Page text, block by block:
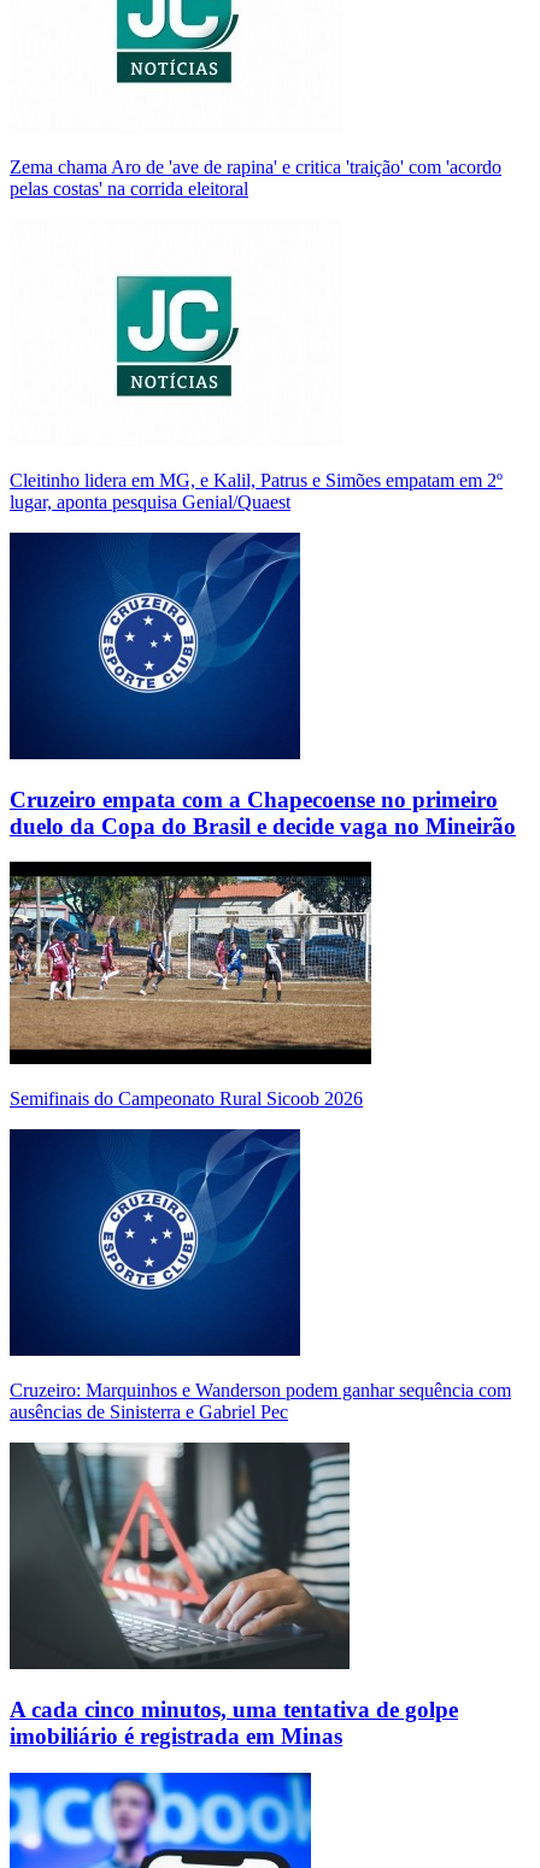
Zema chama Aro de 'ave de rapina' e critica 'traição' com 'acordo
pelas costas' na corrida eleitoral
Cleitinho lidera em MG, e Kalil, Patrus e Simões empatam em 2º
lugar, aponta pesquisa Genial/Quaest
Cruzeiro empata com a Chapecoense no primeiro
duelo da Copa do Brasil e decide vaga no Mineirão
Semifinais do Campeonato Rural Sicoob 2026
Cruzeiro: Marquinhos e Wanderson podem ganhar sequência com
ausências de Sinisterra e Gabriel Pec
A cada cinco minutos, uma tentativa de golpe
imobiliário é registrada em Minas